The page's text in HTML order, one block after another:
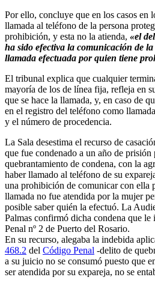
Por ello, concluye que en los casos en
llamada al teléfono de la persona
prohibición, y esta no la atienda, «el
ha sido efectiva la comunicación de la
llamada efectuada por quien tiene
El tribunal explica que cualquier
mayoría de los de línea fija, refleja en
que se hace la llamada, y, en caso de
en el registro del teléfono como
y el número de procedencia.
La Sala desestima el recurso de
que fue condenado a un año de
quebrantamiento de condena, con la
haber llamado al teléfono de su
una prohibición de comunicar con ella
llamada no fue atendida por la mujer
posible saber quién la efectuó. La
Palmas confirmó dicha condena que
Penal nº 2 de Puerto del Rosario.
En su recurso, alegaba la indebida
468.2 del Código Penal -delito de
a su juicio no se consumó puesto que
ser atendida por su expareja, no se